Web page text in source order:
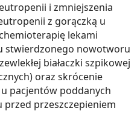
i zmniejszenia
z gorączką u
lekami
stwierdzonego nowotworu
białaczki szpikowej
oraz skrócenie
pacjentów poddanych
przed przeszczepieniem